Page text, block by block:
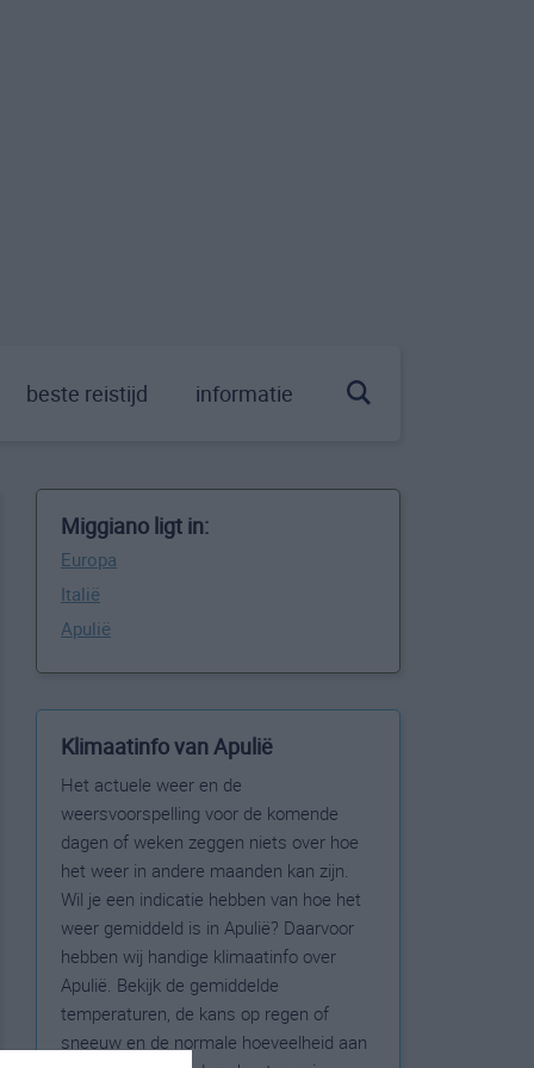
beste reistijd informatie
Miggiano ligt in:
Europa
Italië
Apulië
Klimaatinfo van Apulië
Het actuele weer en de
weersvoorspelling voor de komende
dagen of weken zeggen niets over hoe
het weer in andere maanden kan zijn.
Wil je een indicatie hebben van hoe het
weer gemiddeld is in Apulië? Daarvoor
hebben wij handige klimaatinfo over
Apulië. Bekijk de gemiddelde
temperaturen, de kans op regen of
sneeuw en de normale hoeveelheid aan